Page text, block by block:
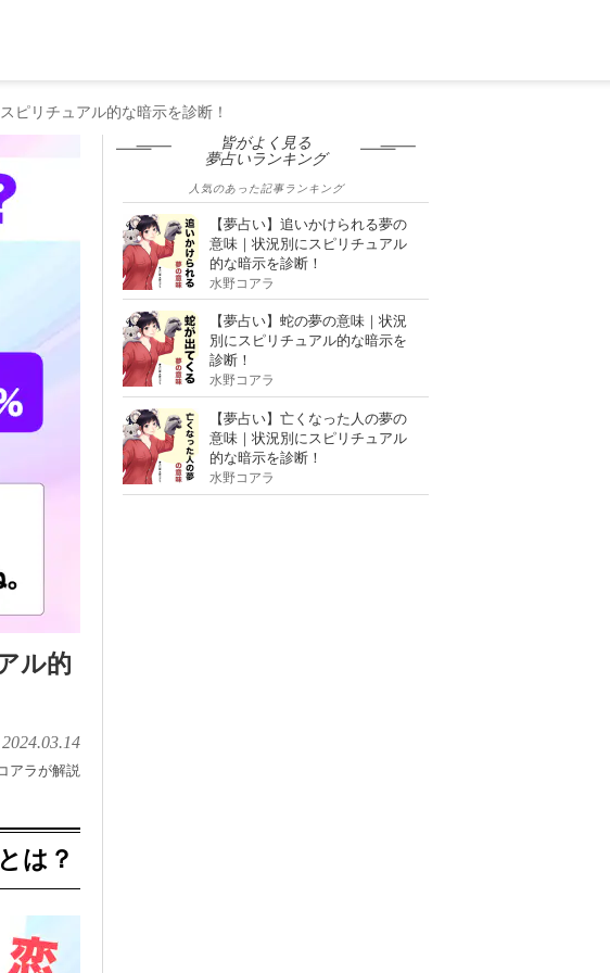
ピリチュアル的な暗示を診断！
ル的
2024.03.14
アラが解説
は？
皆がよく見る
夢占いランキング
人気のあった記事ランキング
【夢占い】追いかけられる夢の
意味｜状況別にスピリチュアル
的な暗示を診断！
水野コアラ
【夢占い】蛇の夢の意味｜状況
別にスピリチュアル的な暗示を
診断！
水野コアラ
【夢占い】亡くなった人の夢の
意味｜状況別にスピリチュアル
的な暗示を診断！
水野コアラ